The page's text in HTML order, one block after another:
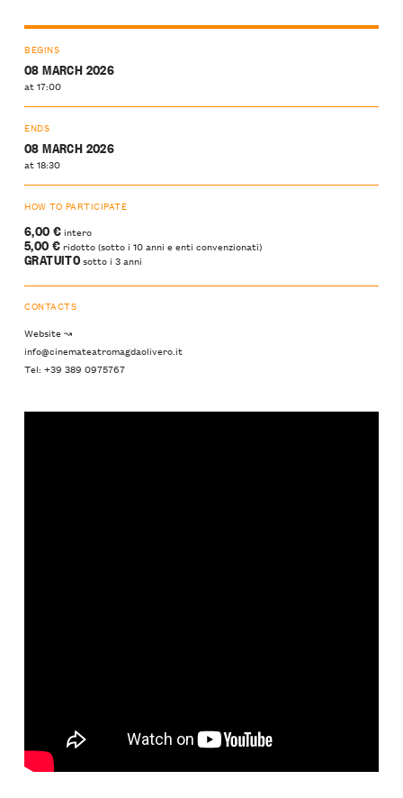
BEGINS
08 MARCH 2026
at 17:00
ENDS
08 MARCH 2026
at 18:30
HOW TO PARTICIPATE
6,00 €intero
5,00 €ridotto (sotto i 10 anni e enti convenzionati)
GRATUITOsotto i 3 anni
CONTACTS
Website ↝
info@cinemateatromagdaolivero.it
Tel: +39 389 0975767